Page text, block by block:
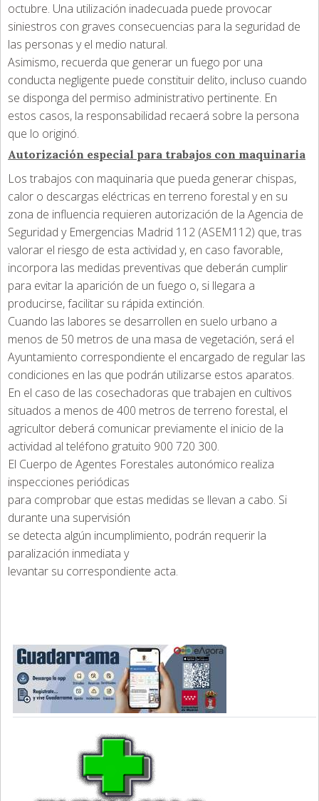
octubre. Una utilización inadecuada puede provocar
siniestros con graves consecuencias para la seguridad de
las personas y el medio natural.
Asimismo, recuerda que generar un fuego por una
conducta negligente puede constituir delito, incluso cuando
se disponga del permiso administrativo pertinente. En
estos casos, la responsabilidad recaerá sobre la persona
que lo originó.
Autorización especial para trabajos con maquinaria
Los trabajos con maquinaria que pueda generar chispas,
calor o descargas eléctricas en terreno forestal y en su
zona de influencia requieren autorización de la Agencia de
Seguridad y Emergencias Madrid 112 (ASEM112) que, tras
valorar el riesgo de esta actividad y, en caso favorable,
incorpora las medidas preventivas que deberán cumplir
para evitar la aparición de un fuego o, si llegara a
producirse, facilitar su rápida extinción.
Cuando las labores se desarrollen en suelo urbano a
menos de 50 metros de una masa de vegetación, será el
Ayuntamiento correspondiente el encargado de regular las
condiciones en las que podrán utilizarse estos aparatos.
En el caso de las cosechadoras que trabajen en cultivos
situados a menos de 400 metros de terreno forestal, el
agricultor deberá comunicar previamente el inicio de la
actividad al teléfono gratuito 900 720 300.
El Cuerpo de Agentes Forestales autonómico realiza
inspecciones periódicas
para comprobar que estas medidas se llevan a cabo. Si
durante una supervisión
se detecta algún incumplimiento, podrán requerir la
paralización inmediata y
levantar su correspondiente acta.